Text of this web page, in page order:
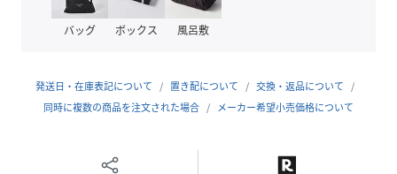
サイズ ONE SIZE
118232793-92-07 HJ3791 )
バッグ ボックス 風呂敷
発送日・在庫表記について 置き配について
交換・返品について
同時に複数の商品を注文された場合
メーカー希望小売価格について